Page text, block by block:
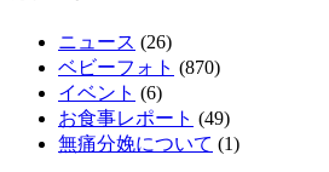
ニュース (26)
ベビーフォト (870)
イベント (6)
お食事レポート (49)
無痛分娩について (1)